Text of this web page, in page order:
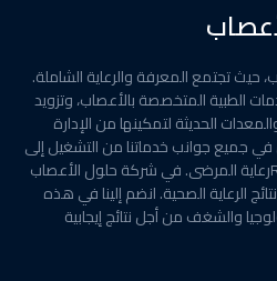
تجتمع المعرفة والرعاية الشاملة.
الطبية المتخصصة بالأعصاب، وتزويد
الحديثة لتمكينها من الإدارة
جميع جوانب خدماتنا من التشغيل إلى
رعاية المرضى. في شركة حلول الأعصابR ، نلتزم بتقديم الخدمات المتميزة
الرعاية الصحية. انضم إلينا في هذه
والشغف من أجل نتائج إيجابية